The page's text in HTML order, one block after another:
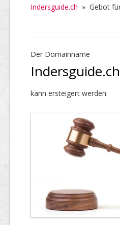
Indersguide.ch » Gebot
Der Domainname
Indersguide.ch
kann ersteigert werden